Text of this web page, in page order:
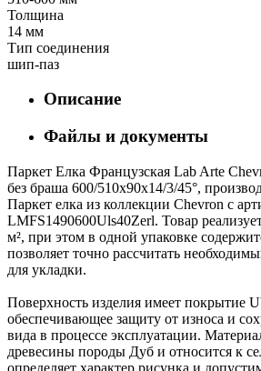
Толщина
14 мм
Тип соединения
шип-паз
Описание
Файлы и документы
Паркет Елка Французская Lab Arte
без браша 600/510х90х14/3/45°,
Паркет елка из коллекции Chevron с
LMFS1490600Uls40Zerl. Товар
м², при этом в одной упаковке
позволяет точно рассчитать
для укладки.
Поверхность изделия имеет покрытие
обеспечивающее защиту от износа и
вида в процессе эксплуатации.
древесины породы Дуб и относится к
определяет характер рисунка и